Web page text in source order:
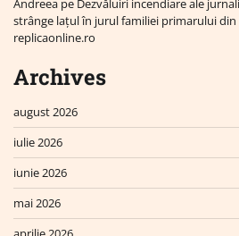
Andreea pe Dezvăluiri incendiare ale
strânge lațul în jurul familiei primarului din
replicaonline.ro
Archives
august 2026
iulie 2026
iunie 2026
mai 2026